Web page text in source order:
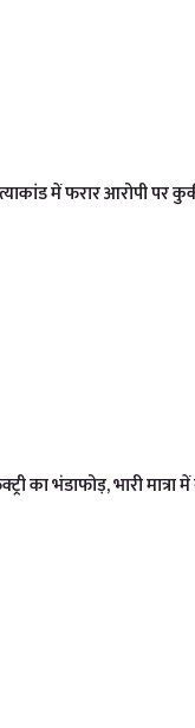
में फरार आरोपी पर
का भंडाफोड़, भारी